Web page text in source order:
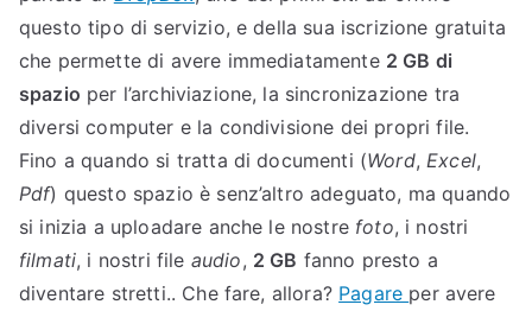
5
G
B
d
s
a
z
i
questo tipo di servizio, e della sua iscrizione gratuita
che permette di avere immediatamente 2 GB di
spazio per l’archiviazione, la sincronizazione tra
diversi computer e la condivisione dei propri file.
Fino a quando si tratta di documenti (Word,Excel,
Pdf) questo spazio è senz’altro adeguato, ma quando
si inizia a uploadare anche le nostre foto, i nostri
filmati, i nostri file audio, 2 GB fanno presto a
diventare stretti.. Che fare, allora? Pagare per avere